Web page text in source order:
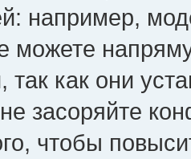
например,
так как они
засоряйте
чтобы